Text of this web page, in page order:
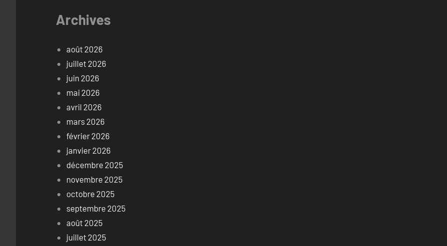
Archives
août 2026
juillet 2026
juin 2026
mai 2026
avril 2026
mars 2026
février 2026
janvier 2026
décembre 2025
novembre 2025
octobre 2025
septembre 2025
août 2025
juillet 2025